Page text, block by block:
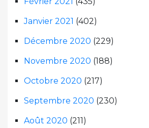
Janvier 2021 (402)
Décembre 2020 (229)
Novembre 2020 (188)
Octobre 2020 (217)
Septembre 2020 (230)
Août 2020 (211)